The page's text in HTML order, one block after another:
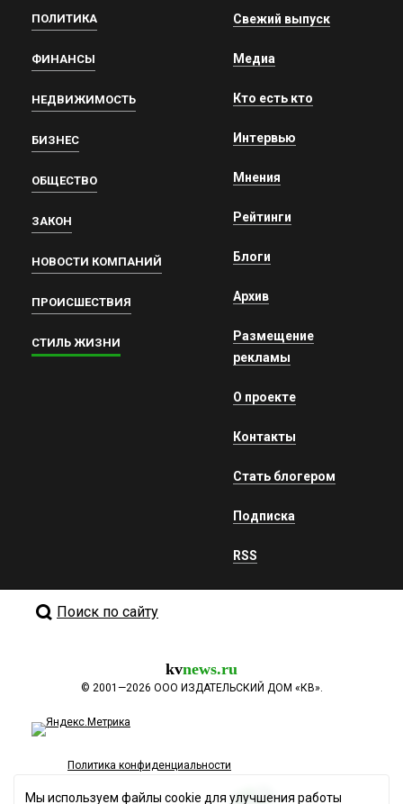
ПОЛИТИКА
ФИНАНСЫ
НЕДВИЖИМОСТЬ
БИЗНЕС
ОБЩЕСТВО
ЗАКОН
НОВОСТИ КОМПАНИЙ
ПРОИСШЕСТВИЯ
СТИЛЬ ЖИЗНИ
Свежий выпуск
Медиа
Кто есть кто
Интервью
Мнения
Рейтинги
Блоги
Архив
Размещение
рекламы
О проекте
Контакты
Стать блогером
Подписка
RSS
Поиск по сайту
kvnews.ru
© 2001—2026 ООО ИЗДАТЕЛЬСКИЙ ДОМ «КВ».
Политика конфиденциальности
Мы используем файлы cookie для улучшения работы